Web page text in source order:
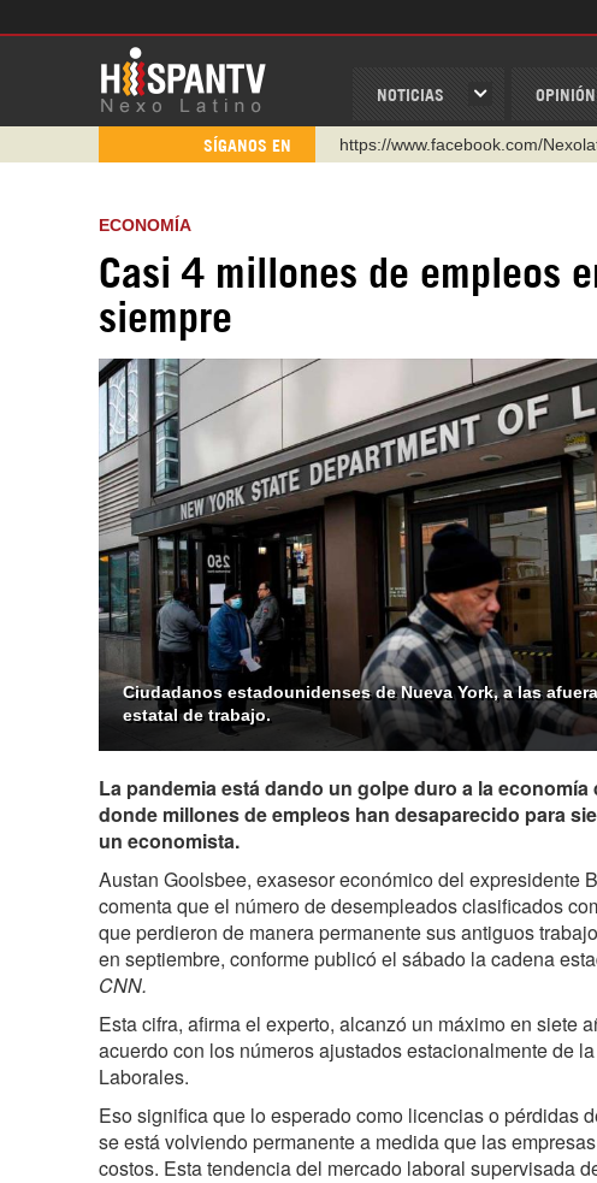
NOTICIAS OPINIÓN
SÍGANOS EN
https://www.youtube.com/
WhatsApp y Viber: +98 921 79
https://www.facebook.com/
ECONOMÍA
Casi 4 millones de empleos
siempre
Ciudadanos estadounidenses de Nueva York, a las
estatal de trabajo.
La pandemia está dando un golpe duro a la
donde millones de empleos han desaparecido para
un economista.
Austan Goolsbee, exasesor económico del expresidente
comenta que el número de desempleados clasificados
que perdieron de manera permanente sus antiguos
en septiembre, conforme publicó el sábado la cadena
CNN.
Esta cifra, afirma el experto, alcanzó un máximo en siete
acuerdo con los números ajustados estacionalmente de
Laborales.
Eso significa que lo esperado como licencias o pérdidas
se está volviendo permanente a medida que las
costos. Esta tendencia del mercado laboral supervisada